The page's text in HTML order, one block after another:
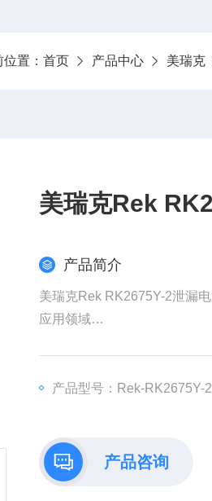
置： 首页 产品中心 美瑞克
美瑞克Rek
产品简介
美瑞克Rek RK2675Y-2泄漏
应用领域
诊断治疗设备：X线诊断检查
产品型号：Rek-RK2675Y-2
产品咨询